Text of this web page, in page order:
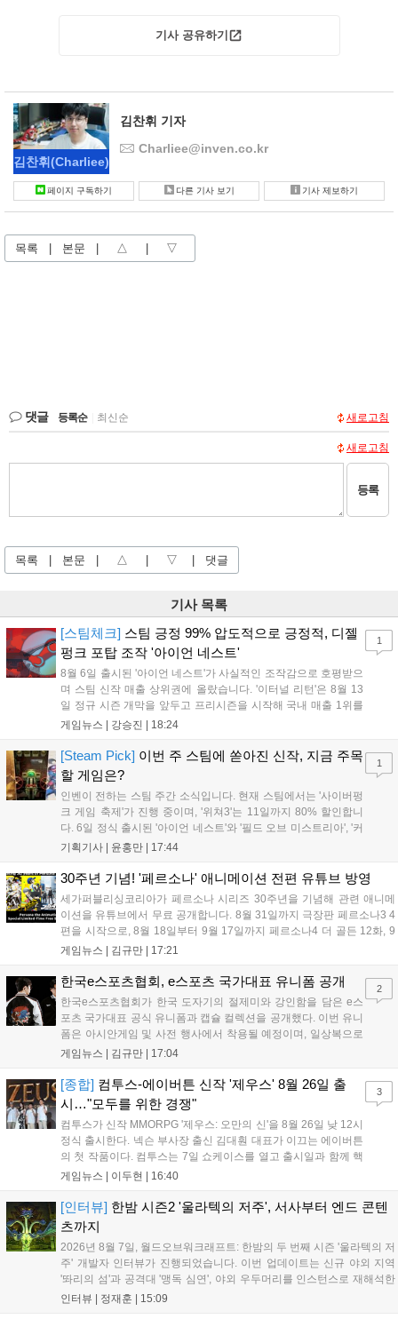
기사 공유하기
김찬휘(Charliee)
김찬휘 기자
Charliee@inven.co.kr
페이지 구독하기 다른 기사 보기 기사 제보하기
목록 | 본문 | △ | ▽
댓글 등록순 최신순 새로고침
새로고침
등록
목록 | 본문 | △ | ▽ | 댓글
기사 목록
[스팀체크] 스팀 긍정 99% 압도적으로 긍정적, 디젤
펑크 포탑 조작 '아이언 네스트'
8월 6일 출시된 '아이언 네스트'가 사실적인 조작감으로 호평받으
며 스팀 신작 매출 상위권에 올랐습니다. '이터널 리턴'은 8월 13
일 정규 시즌 개막을 앞두고 프리시즌을 시작해 국내 매출 1위를
기록했습니다. 25주년을 맞은 '고스트 리콘' 시리즈는 8월 6일 쇼
'마블 투혼: 파이팅 소울즈'와 레트로 수리 시뮬레이션 '리스토
리'도 스팀에 정식 출시되었습니다....
게임뉴스 | 강승진 | 18:24
1
[Steam Pick] 이번 주 스팀에 쏟아진 신작, 지금 주목
할 게임은?
인벤이 전하는 스팀 주간 소식입니다. 현재 스팀에서는 '사이버펑
크 게임 축제'가 진행 중이며, '위쳐3'는 11일까지 80% 할인합니
다. 6일 정식 출시된 '아이언 네스트'와 '필드 오브 미스트리아', '커
세어 코브'가 호평받고 있습니다. 한편, 7일 출시된 '마블 투혼'은
다. 유비소프트의 '고스트리콘: 와일드랜드'는 7년 만의 대규모 업
기획기사 | 윤홍만 | 17:44
1
30주년 기념! '페르소나' 애니메이션 전편 유튜브 방영
세가퍼블리싱코리아가 페르소나 시리즈 30주년을 기념해 관련 애니메
이션을 유튜브에서 무료 공개합니다. 8월 31일까지 극장판 페르소나3 4
편을 시작으로, 8월 18일부터 9월 17일까지 페르소나4 더 골든 12화, 9
월 15일부터 10월 14일까지 페르소나5 시리즈가 순차 공개됩니다. 또한
영상 및 대형 전광판에 소개될 예정입니다....
게임뉴스 | 김규만 | 17:21
한국e스포츠협회, e스포츠 국가대표 유니폼 공개
한국e스포츠협회가 한국 도자기의 절제미와 강인함을 담은 e스
포츠 국가대표 공식 유니폼과 캡슐 컬렉션을 공개했다. 이번 유니
폼은 아시안게임 및 사전 행사에서 착용될 예정이며, 일상복으로
구성된 컬렉션은 오는 8월 28일부터 골스튜디오 공식 홈페이지
서는 대회 규정에 따라 별도의 유니폼을 착용할 계획이다....
게임뉴스 | 김규만 | 17:04
2
[종합] 컴투스-에이버튼 신작 '제우스' 8월 26일 출
시…"모두를 위한 경쟁"
컴투스가 신작 MMORPG '제우스: 오만의 신'을 8월 26일 낮 12시
정식 출시한다. 넥슨 부사장 출신 김대훤 대표가 이끄는 에이버튼
의 첫 작품이다. 컴투스는 7일 쇼케이스를 열고 출시일과 함께 핵
심 콘텐츠, 유료화 정책, 운영 방향을 공개했다. 캐릭터명 선점은
의 오만으로 균열이...
게임뉴스 | 이두현 | 16:40
3
[인터뷰] 한밤 시즌2 '울라텍의 저주', 서사부터 엔드 콘텐
츠까지
2026년 8월 7일, 월드오브워크래프트: 한밤의 두 번째 시즌 '울라텍의 저
주' 개발자 인터뷰가 진행되었습니다. 이번 업데이트는 신규 야외 지역
'똬리의 섬'과 공격대 '맹독 심연', 야외 우두머리를 인스턴스로 재해석한
'소굴'을 포함합니다. 개발진은 하우징 시스템 개선 및 신화+ 던전 로테이
인터뷰 | 정재훈 | 15:09